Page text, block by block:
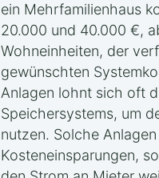
ein Mehrfamilienhaus
20.000 und 40.000 €,
Wohneinheiten, der
gewünschten
Anlagen lohnt sich oft
Speichersystems, um
nutzen. Solche
Kosteneinsparungen,